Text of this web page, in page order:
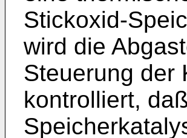
Stickoxid-
wird die
Steuerung der
kontrolliert,